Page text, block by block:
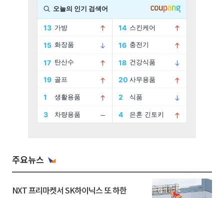
주요뉴스
NXT 프리마켓서 SK하이닉스 또 하한